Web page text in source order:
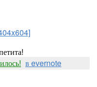
в evernote